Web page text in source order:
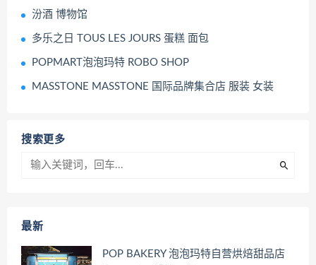
汾酒 博物馆
多乐之日 TOUS LES JOURS 蛋糕 面包
POPMART泡泡玛特 ROBO SHOP
MASSTONE MASSTONE 国际品牌集合店 服装 女装
搜索更多
最新
POP BAKERY 泡泡玛特自营烘焙甜品店